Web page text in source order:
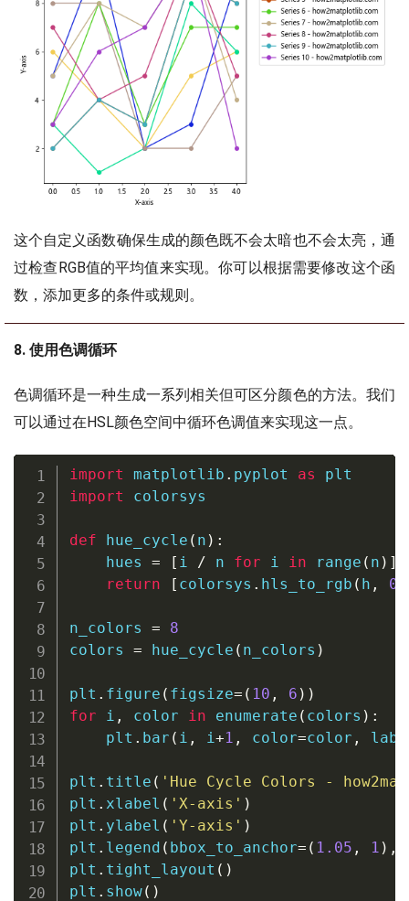
这个自定义函数确保生成的颜色既不会太暗也不会太亮，通
过检查RGB值的平均值来实现。你可以根据需要修改这个函
数，添加更多的条件或规则。
8. 使用色调循环
色调循环是一种生成一系列相关但可区分颜色的方法。我们
可以通过在HSL颜色空间中循环色调值来实现这一点。
import matplotlib . pyplot as
import colorsys
def hue_cycle ( n ) :
    hues
= [ i / n for i in range ( n ) ]
return
[ colorsys . hls_to_rgb ( h ,
n_colors =
8
colors = hue_cycle ( n_colors )
plt . figure ( figsize= ( 10 , 6 ) )
for i , color in enumerate ( colors ) :
    plt
. bar ( i , i +1 , color=color ,
plt . title ( 'Hue Cycle Colors -
plt . xlabel ( 'X-axis' )
plt . ylabel ( 'Y-axis' )
plt . legend ( bbox_to_anchor= ( 1.05 , 1 ) ,
plt . tight_layout ( )
plt . show( )